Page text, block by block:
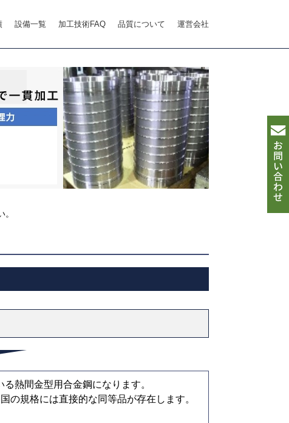
設備一覧 加工技術FAQ 品質について 運営会社
熱間金型用合金鋼になります。
の規格には直接的な同等品が存在します。